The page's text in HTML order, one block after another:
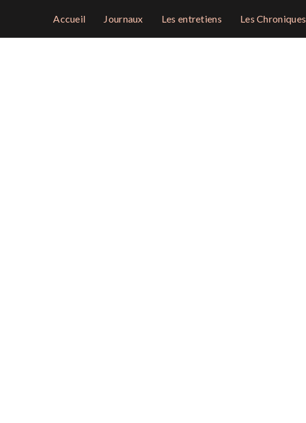
Accueil Journaux Les entretiens Les Chroniques